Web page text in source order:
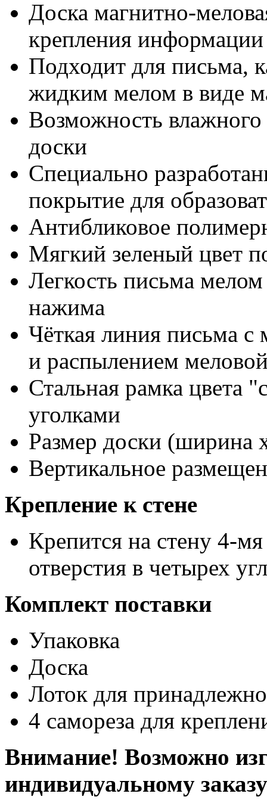
Доска магнитно-
крепления
Подходит для письма,
жидким мелом в виде
Возможность влажного
доски
Специально
покрытие для
Антибликовое
Мягкий зеленый цвет
Легкость письма
нажима
Чёткая линия письма
и распылением
Стальная рамка цвета
уголками
Размер доски (ширина
Вертикальное
Крепление к стене
Крепится на стену 4-
отверстия в четырех
Комплект поставки
Упаковка
Доска
Лоток для
4 самореза для
Внимание! Возможно
индивидуальному заказу